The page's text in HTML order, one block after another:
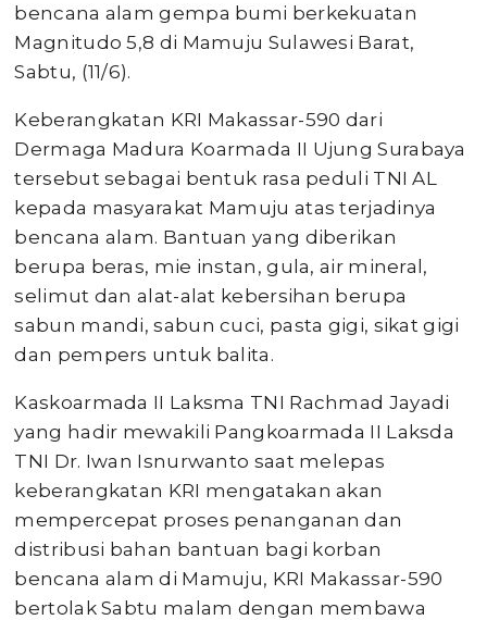
bencana alam gempa bumi berkekuatan
Magnitudo 5,8 di Mamuju Sulawesi Barat,
Sabtu, (11/6).
Keberangkatan KRI Makassar-590 dari
Dermaga Madura Koarmada II Ujung Surabaya
tersebut sebagai bentuk rasa peduli TNI AL
kepada masyarakat Mamuju atas terjadinya
bencana alam. Bantuan yang diberikan
berupa beras, mie instan, gula, air mineral,
selimut dan alat-alat kebersihan berupa
sabun mandi, sabun cuci, pasta gigi, sikat gigi
dan pempers untuk balita.
Kaskoarmada II Laksma TNI Rachmad Jayadi
yang hadir mewakili Pangkoarmada II Laksda
TNI Dr. Iwan Isnurwanto saat melepas
keberangkatan KRI mengatakan akan
mempercepat proses penanganan dan
distribusi bahan bantuan bagi korban
bencana alam di Mamuju, KRI Makassar-590
bertolak Sabtu malam dengan membawa